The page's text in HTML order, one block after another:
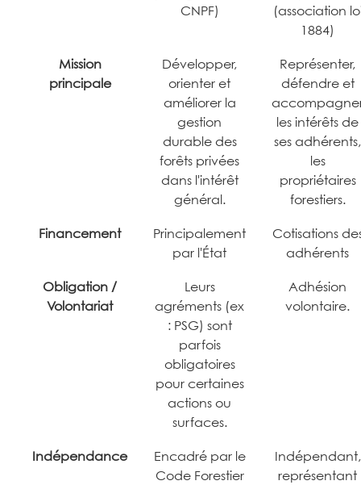
CNPF)
(association
1884)
Mission
principale
Développer,
orienter et
améliorer la
gestion
durable des
forêts privées
dans l'intérêt
général.
Représenter,
défendre et
les intérêts de
ses adhérents,
les
propriétaires
forestiers.
Financement
Principalement
par l'État
Cotisations
adhérents
Obligation /
Volontariat
Leurs
agréments (ex
: PSG) sont
parfois
obligatoires
pour certaines
actions ou
surfaces.
Adhésion
volontaire.
Indépendance
Encadré par le
Code Forestier
Indépendant,
représentant